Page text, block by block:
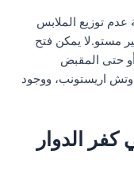
توزيع الملابس
مستو.لا يمكن فتح
حتى المقبض
اريستونب، ووجود
الدوار